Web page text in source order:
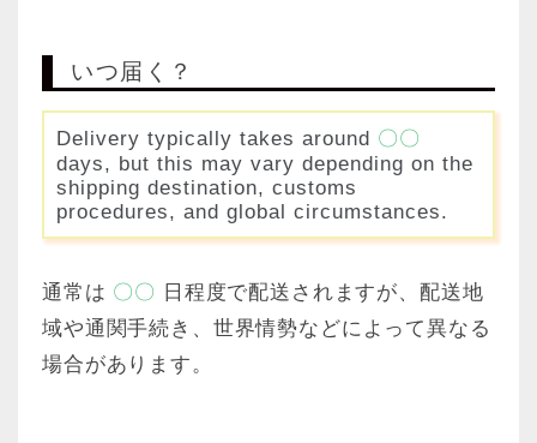
いつ届く？
Delivery typically takes around 〇〇
days, but this may vary depending on the
shipping destination, customs
procedures, and global circumstances.
通常は 〇〇
日程度で配送されますが、配送地
域や通関手続き、世界情勢などによって異なる
場合があります。